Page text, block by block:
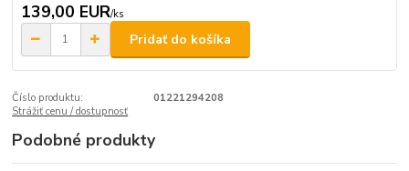
139,00 EUR/ks
Pridať do košíka
Číslo produktu:
01221294208
Strážiť cenu / dostupnosť
Podobné produkty